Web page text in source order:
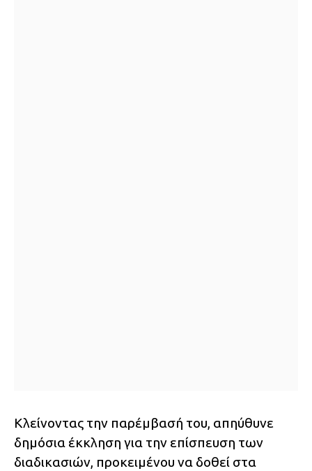
Κλείνοντας την παρέμβασή του, απηύθυνε
δημόσια έκκληση για την επίσπευση των
διαδικασιών, προκειμένου να δοθεί στα